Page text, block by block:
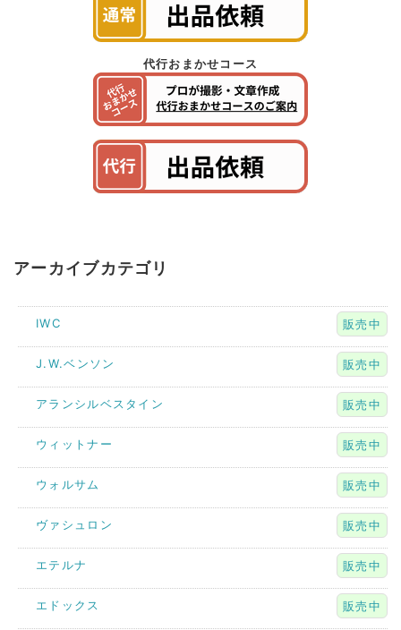
代行おまかせコース
アーカイブカテゴリ
IWC 販売中
J.W.ベンソン 販売中
アランシルベスタイン 販売中
ウィットナー 販売中
ウォルサム 販売中
ヴァシュロン 販売中
エテルナ 販売中
エドックス 販売中